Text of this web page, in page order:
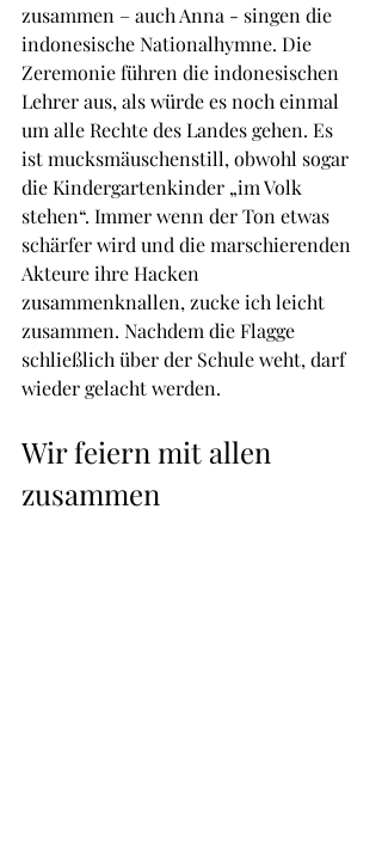
zusammen – auch Anna - singen die
indonesische Nationalhymne. Die
Zeremonie führen die indonesischen
Lehrer aus, als würde es noch einmal
um alle Rechte des Landes gehen. Es
ist mucksmäuschenstill, obwohl sogar
die Kindergartenkinder „im Volk
stehen“. Immer wenn der Ton etwas
schärfer wird und die marschierenden
Akteure ihre Hacken
zusammenknallen, zucke ich leicht
zusammen. Nachdem die Flagge
schließlich über der Schule weht, darf
wieder gelacht werden.
Wir feiern mit allen
zusammen